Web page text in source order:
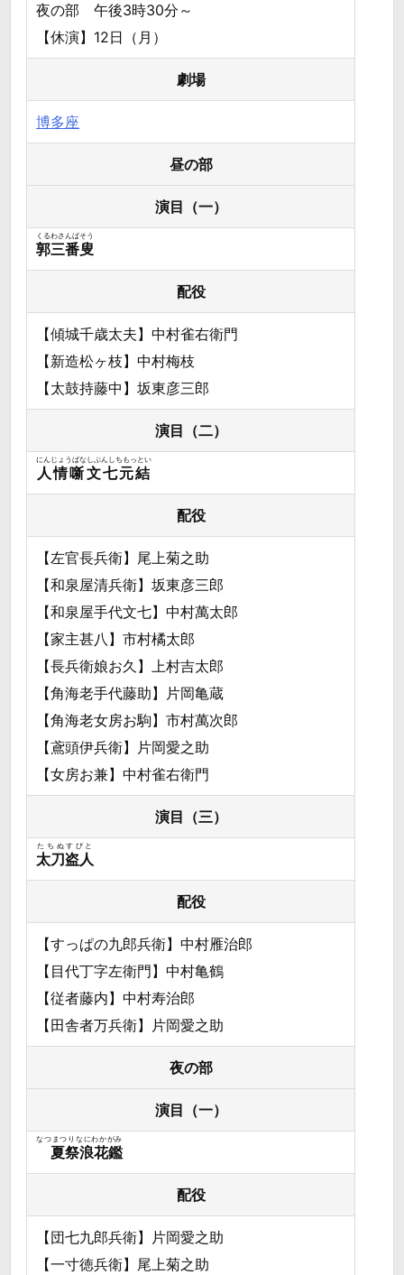
夜の部 午後3時30分～
【休演】12日（月）
劇場
博多座
昼の部
演目（一）
郭三番叟
くるわさんばそう
配役
【傾城千歳太夫】中村雀右衛門
【新造松ヶ枝】中村梅枝
【太鼓持藤中】坂東彦三郎
演目（二）
人情噺文七元結
にんじょうばなしぶんしちもっとい
配役
【左官長兵衛】尾上菊之助
【和泉屋清兵衛】坂東彦三郎
【和泉屋手代文七】中村萬太郎
【家主甚八】市村橘太郎
【長兵衛娘お久】上村吉太郎
【角海老手代藤助】片岡亀蔵
【角海老女房お駒】市村萬次郎
【鳶頭伊兵衛】片岡愛之助
【女房お兼】中村雀右衛門
演目（三）
太刀盗人
たちぬすびと
配役
【すっぱの九郎兵衛】中村雁治郎
【目代丁字左衛門】中村亀鶴
【従者藤内】中村寿治郎
【田舎者万兵衛】片岡愛之助
夜の部
演目（一）
夏祭浪花鑑
なつまつりなにわかがみ
配役
【団七九郎兵衛】片岡愛之助
【一寸徳兵衛】尾上菊之助